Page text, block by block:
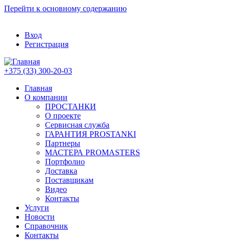
Перейти к основному содержанию
Вход
Регистрация
+375 (33) 300-20-03
Главная
О компании
ПРОСТАНКИ
О проекте
Сервисная служба
ГАРАНТИЯ PROSTANKI
Партнеры
МАСТЕРА PROMASTERS
Портфолио
Доставка
Поставщикам
Видео
Контакты
Услуги
Новости
Справочник
Контакты